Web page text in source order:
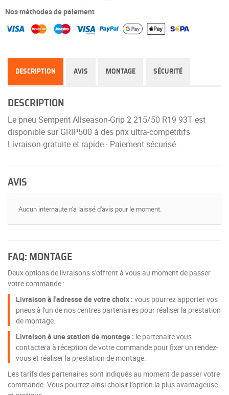
Nos méthodes de paiement
DESCRIPTION AVIS MONTAGE SÉCURITÉ
DESCRIPTION
Le pneu Semperit Allseason-Grip 2 215/50 R19 93T est
disponible sur GRIP500 à des prix ultra-compétitifs ·
Livraison gratuite et rapide · Paiement sécurisé.
AVIS
Aucun internaute n'a laissé d'avis pour le moment.
FAQ: MONTAGE
Deux options de livraisons s'offrent à vous au moment de passer
votre commande :
Livraison à l'adresse de votre choix : vous pourrez apporter vos
pneus à l'un de nos centres partenaires pour réaliser la prestation
de montage.
Livraison à une station de montage : le partenaire vous
contactera à réception de votre commande pour fixer un rendez-
vous et réaliser la prestation de montage.
Les tarifs des partenaires sont indiqués au moment de passer votre
commande. Vous pourrez ainsi choisir l’option la plus avantageuse